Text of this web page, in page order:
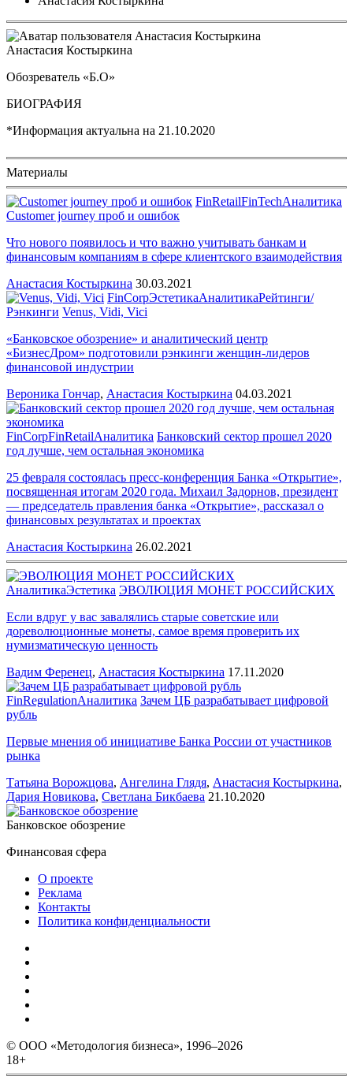
Анастасия Костыркина
Обозреватель «Б.О»
БИОГРАФИЯ
*Информация актуальна на 21.10.2020
Материалы
FinRetailFinTechАналитика
Customer journey проб и ошибок
Что нового появилось и что важно учитывать банкам и
финансовым компаниям в сфере клиентского взаимодействия
Анастасия Костыркина 30.03.2021
FinCorpЭстетикаАналитикаРейтинги/
Рэнкинги Venus, Vidi, Vici
«Банковское обозрение» и аналитический центр
«БизнесДром» подготовили рэнкинги женщин-лидеров
финансовой индустрии
Вероника Гончар, Анастасия Костыркина 04.03.2021
FinCorpFinRetailАналитика Банковский сектор прошел 2020
год лучше, чем остальная экономика
25 февраля состоялась пресс-конференция Банка «Открытие»,
посвященная итогам 2020 года. Михаил Задорнов, президент
— председатель правления банка «Открытие», рассказал о
финансовых результатах и проектах
Анастасия Костыркина 26.02.2021
АналитикаЭстетика ЭВОЛЮЦИЯ МОНЕТ РОССИЙСКИХ
Если вдруг у вас завалялись старые советские или
дореволюционные монеты, самое время проверить их
нумизматическую ценность
Вадим Ференец, Анастасия Костыркина 17.11.2020
FinRegulationАналитика Зачем ЦБ разрабатывает цифровой
рубль
Первые мнения об инициативе Банка России от участников
рынка
Татьяна Ворожцова, Ангелина Глядя, Анастасия Костыркина,
Дария Новикова, Светлана Бикбаева 21.10.2020
Банковское обозрение
Финансовая сфера
О проекте
Реклама
Контакты
Политика конфиденциальности
© ООО «Методология бизнеса», 1996–2026
18+